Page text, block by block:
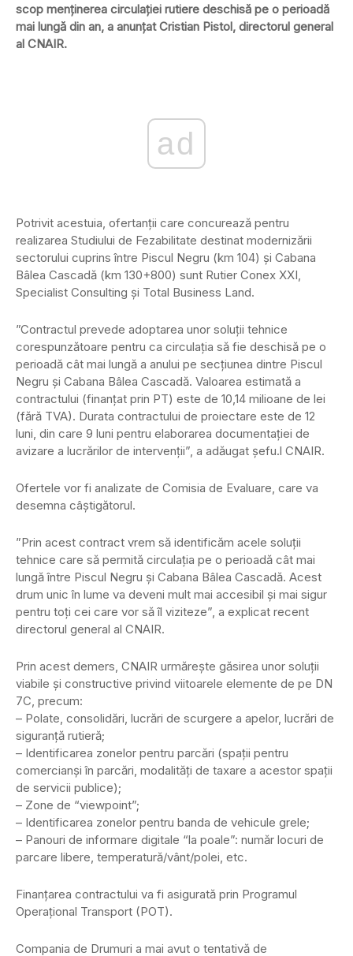
scop menţinerea circulaţiei rutiere deschisă pe o perioadă
mai lungă din an, a anunțat Cristian Pistol, directorul general
al CNAIR.
ad
Potrivit acestuia, ofertanţii care concurează pentru
realizarea Studiului de Fezabilitate destinat modernizării
sectorului cuprins între Piscul Negru (km 104) și Cabana
Bâlea Cascadă (km 130+800) sunt Rutier Conex XXI,
Specialist Consulting şi Total Business Land.
”Contractul prevede adoptarea unor soluţii tehnice
corespunzătoare pentru ca circulaţia să fie deschisă pe o
perioadă cât mai lungă a anului pe secţiunea dintre Piscul
Negru şi Cabana Bâlea Cascadă. Valoarea estimată a
contractului (finanţat prin PT) este de 10,14 milioane de lei
(fără TVA). Durata contractului de proiectare este de 12
luni, din care 9 luni pentru elaborarea documentaţiei de
avizare a lucrărilor de intervenţii”, a adăugat şefu.l CNAIR.
Ofertele vor fi analizate de Comisia de Evaluare, care va
desemna câştigătorul.
”Prin acest contract vrem să identificăm acele soluții
tehnice care să permită circulația pe o perioadă cât mai
lungă între Piscul Negru și Cabana Bâlea Cascadă. Acest
drum unic în lume va deveni mult mai accesibil și mai sigur
pentru toți cei care vor să îl viziteze”, a explicat recent
directorul general al CNAIR.
Prin acest demers, CNAIR urmărește găsirea unor soluții
viabile și constructive privind viitoarele elemente de pe DN
7C, precum:
– Polate, consolidări, lucrări de scurgere a apelor, lucrări de
siguranță rutieră;
– Identificarea zonelor pentru parcări (spații pentru
comercianși în parcări, modalități de taxare a acestor spații
de servicii publice);
– Zone de “viewpoint”;
– Identificarea zonelor pentru banda de vehicule grele;
– Panouri de informare digitale “la poale”: număr locuri de
parcare libere, temperatură/vânt/polei, etc.
Finanțarea contractului va fi asigurată prin Programul
Operațional Transport (POT).
Compania de Drumuri a mai avut o tentativă de